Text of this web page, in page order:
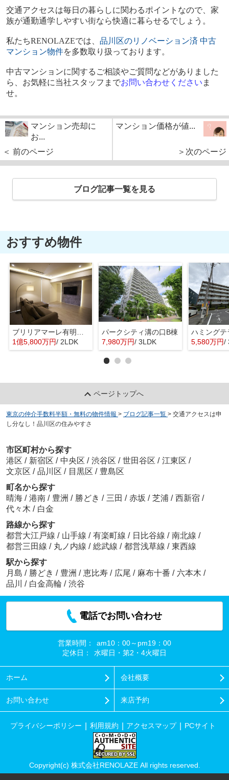
交通アクセスは毎日の暮らしに関わるポイントなので、家
族が通勤通学しやすい街なら快適に暮らせるでしょう。
私たちRENOLAZEでは、 品川区のリノベーション済 中古
マンション物件を多数取り扱っております。
中古マンションに関するご相談やご質問などがありました
ら、お気軽に当社スタッフまでお問い合わせください ま
せ。
マンション売却に
お...
＜ 前のページ
マンション価格が値...
＞次のページ
ブログ記事一覧を見る
おすすめ物件
ブリリアマーレ有明タワー＆ガーデン
1億5,800万円/ 2LDK
パークシティ溝の口B棟
7,980万円/ 3LDK
ハミングテ
5,580万円/
ページトップへ
東京の仲介手数料半額・無料の物件情報 > ブログ記事一覧 > 交通アクセスは申
し分なし！品川区の住みやすさ
市区町村から探す
港区 / 新宿区 / 中央区 / 渋谷区 / 世田谷区 / 江東区 /
文京区 / 品川区 / 目黒区 / 豊島区
町名から探す
晴海 / 港南 / 豊洲 / 勝どき / 三田 / 赤坂 / 芝浦 / 西新宿 /
代々木 / 白金
路線から探す
都営大江戸線 / 山手線 / 有楽町線 / 日比谷線 / 南北線 /
都営三田線 / 丸ノ内線 / 総武線 / 都営浅草線 / 東西線
駅から探す
月島 / 勝どき / 豊洲 / 恵比寿 / 広尾 / 麻布十番 / 六本木 /
品川
/ 白金高輪 / 渋谷
電話でお問い合わせ
営業時間：
am10：00～pm19：00
定休日：
水曜日・第2・4火曜日
ホーム 会社概要
お問い合わせ 来店予約
プライバシーポリシー 利用規約 アクセスマップ PCサイト
Copyright(c) 株式会社RENOLAZE All rights reserved.